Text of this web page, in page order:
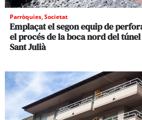
Parròquies,Societat
Emplaçat el segon equip de
el procés de la boca nord del
Sant Julià